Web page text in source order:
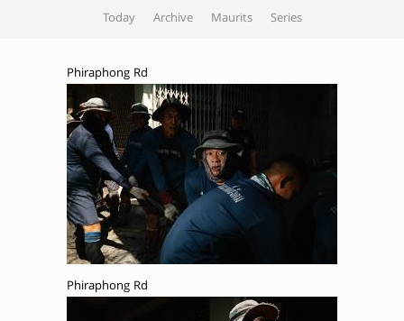
Today Archive Maurits Series
Phiraphong Rd
Phiraphong Rd